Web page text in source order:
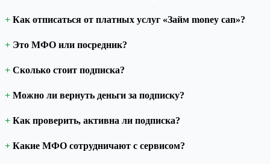
Как отписаться от платных услуг «Займ money can»?
Это МФО или посредник?
Сколько стоит подписка?
Можно ли вернуть деньги за подписку?
Как проверить, активна ли подписка?
Какие МФО сотрудничают с сервисом?